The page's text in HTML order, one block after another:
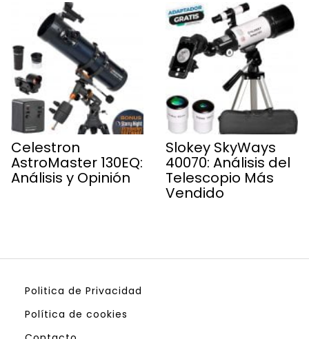
Celestron
AstroMaster 130EQ:
Análisis y Opinión
Slokey SkyWays
40070: Análisis del
Telescopio Más
Vendido
Politica de Privacidad
Política de cookies